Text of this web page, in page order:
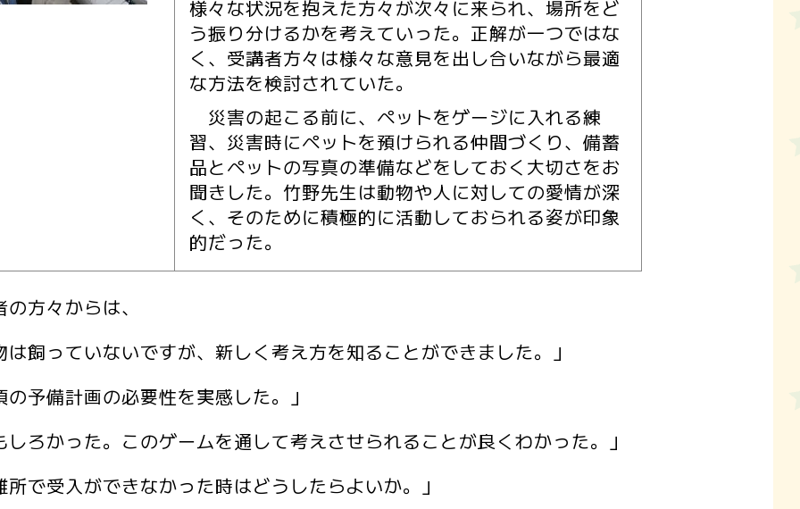
様々な状況を抱えた方々が次々に来られ、場所をど
う振り分けるかを考えていった。正解が一つではな
く、受講者方々は様々な意見を出し合いながら最適
な方法を検討されていた。
災害の起こる前に、ペットをゲージに入れる練
習、災害時にペットを預けられる仲間づくり、備蓄
品とペットの写真の準備などをしておく大切さをお
聞きした。竹野先生は動物や人に対しての愛情が深
く、そのために積極的に活動しておられる姿が印象
的だった。
方々からは、
は飼っていないですが、新しく考え方を知ることができました。」
の予備計画の必要性を実感した。」
しろかった。このゲームを通して考えさせられることが良くわかった。」
所で受入ができなかった時はどうしたらよいか。」